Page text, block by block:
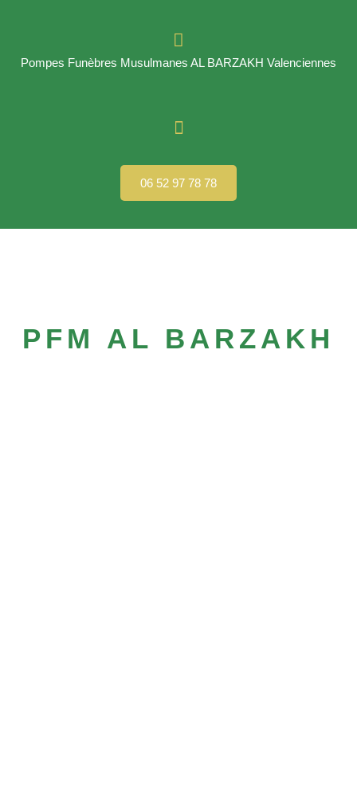
Pompes Funèbres Musulmanes AL BARZAKH Valenciennes
06 52 97 78 78
PFM AL BARZAKH